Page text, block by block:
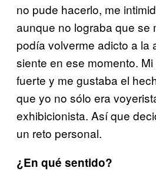
no pude hacerlo, me
aunque no lograba que se
podía volverme adicto a la
siente en ese momento.
fuerte y me gustaba el
que yo no sólo era
exhibicionista. Así que
un reto personal.
¿En qué sentido?